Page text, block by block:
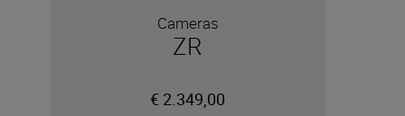
Cameras
ZR
€ 2.349,00